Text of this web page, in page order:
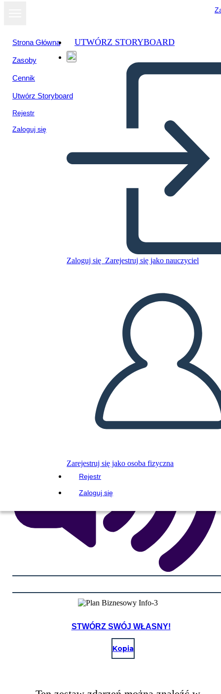
Strona Główna
Zasoby
Cennik
Utwórz Storyboard
Rejestr
Zaloguj się
UTWÓRZ STORYBOARD
Zaloguj się Zarejestruj się jako nauczyciel
Zarejestruj się jako osoba fizyczna
Rejestr
Zaloguj się
Plan Biznesowy Info-3
Skopiuj tę scenorys
STWÓRZ SCENORYS
ODTWARZANIE POKAZU SLAJDÓW
PRZECZYTAJ MI
STWÓRZ SWÓJ WŁASNY!
Kopia